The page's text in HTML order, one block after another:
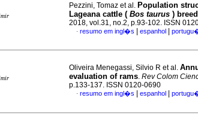
Pezzini, Tomaz et al. Population
Lageana cattle ( Bos taurus ) breed
2018, vol.31, no.2, p.93-102. ISSN
· resumo em ingl�s espanhol
Oliveira Menegassi, Silvio R et al.
evaluation of rams. Rev Colom
p.133-137. ISSN 0120-0690
· resumo em ingl�s espanhol